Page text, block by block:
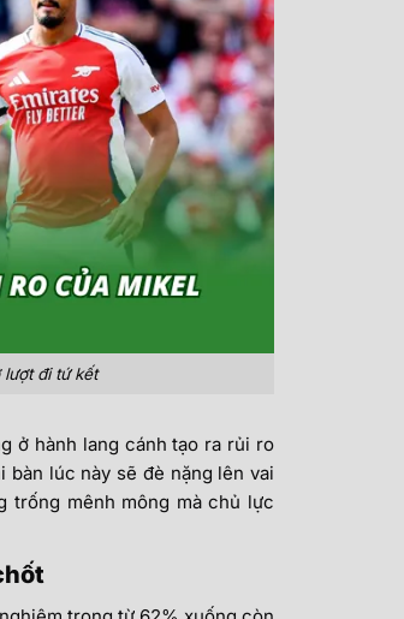
đi tứ kết
ở hành lang cánh tạo ra rủi ro
lúc này sẽ đè nặng lên vai
trống mênh mông mà chủ lực